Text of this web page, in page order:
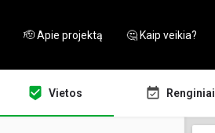
🫡 Apie projektą 🤔 Kaip veikia?
Vietos Renginiai